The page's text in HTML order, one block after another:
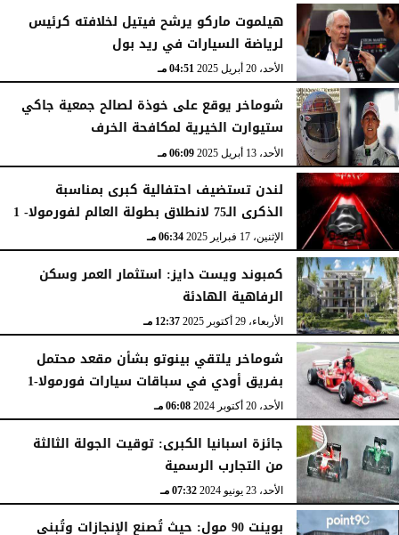
الأحد، 6 يوليو 2025 05:44 مـ
هيلموت ماركو يرشح فيتيل لخلافته كرئيس
لرياضة السيارات في ريد بول
الأحد، 20 أبريل 2025 04:51 مـ
شوماخر يوقع على خوذة لصالح جمعية جاكي
ستيوارت الخيرية لمكافحة الخرف
الأحد، 13 أبريل 2025 06:09 مـ
لندن تستضيف احتفالية كبرى بمناسبة
الذكرى الـ75 لانطلاق بطولة العالم لفورمولا- 1
الإثنين، 17 فبراير 2025 06:34 مـ
كمبوند ويست دايز: استثمار العمر وسكن
الرفاهية الهادئة
الأربعاء، 29 أكتوبر 2025 12:37 مـ
شوماخر يلتقي بينوتو بشأن مقعد محتمل
بفريق أودي في سباقات سيارات فورمولا-1
الأحد، 20 أكتوبر 2024 06:08 مـ
جائزة اسبانيا الكبرى: توقيت الجولة الثالثة
من التجارب الرسمية
الأحد، 23 يونيو 2024 07:32 مـ
بوينت 90 مول: حيث تُصنع الإنجازات وتُبنى